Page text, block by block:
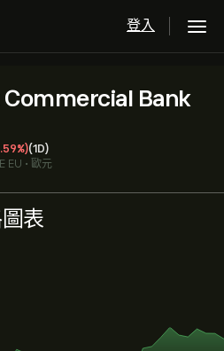
登入
Bank
(1D)
EU • 歐元
表